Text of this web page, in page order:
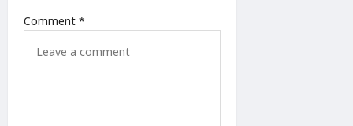
Comment *